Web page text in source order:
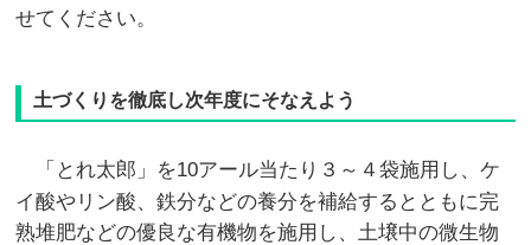
せてください。
土づくりを徹底し次年度にそなえよう
「とれ太郎」を10アール当たり３～４袋施用し、ケ
イ酸やリン酸、鉄分などの養分を補給するとともに完
熟堆肥などの優良な有機物を施用し、土壌中の微生物